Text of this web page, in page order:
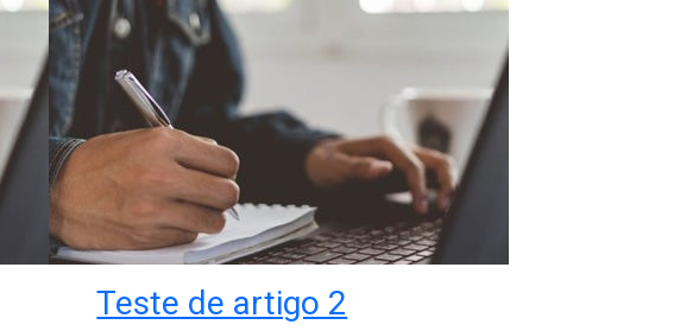
Teste de artigo 2